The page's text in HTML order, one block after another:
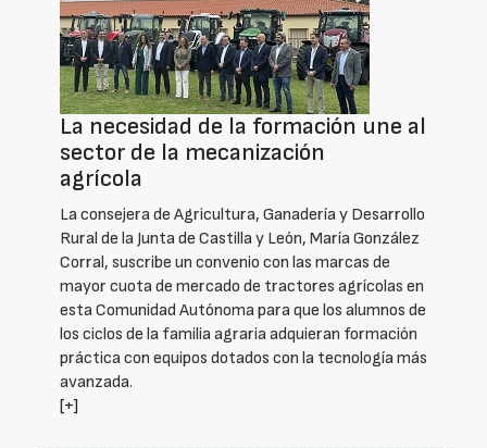
La necesidad de la formación une al
sector de la mecanización
agrícola
La consejera de Agricultura, Ganadería y Desarrollo
Rural de la Junta de Castilla y León, María González
Corral, suscribe un convenio con las marcas de
mayor cuota de mercado de tractores agrícolas en
esta Comunidad Autónoma para que los alumnos de
los ciclos de la familia agraria adquieran formación
práctica con equipos dotados con la tecnología más
avanzada.
[+]